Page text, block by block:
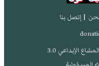
| إتصل بنا
الإبداعي 3.0